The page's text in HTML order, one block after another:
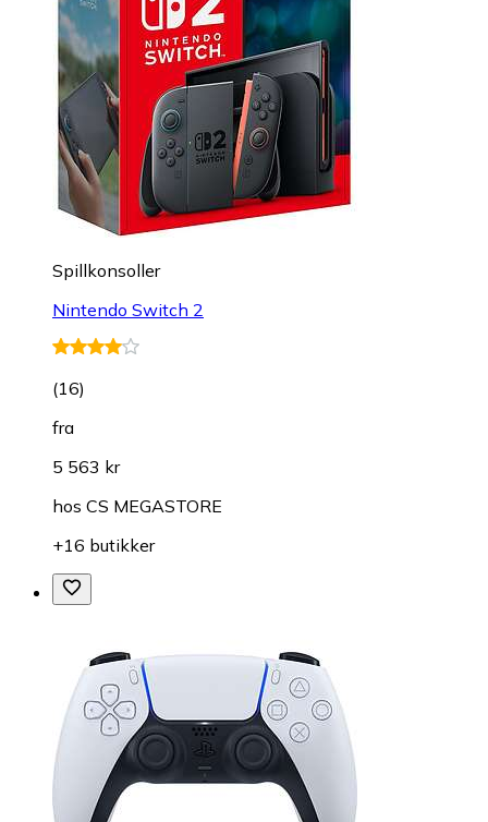
Spillkonsoller
Nintendo Switch 2
(16)
fra
5 563 kr
hos CS MEGASTORE
+16 butikker